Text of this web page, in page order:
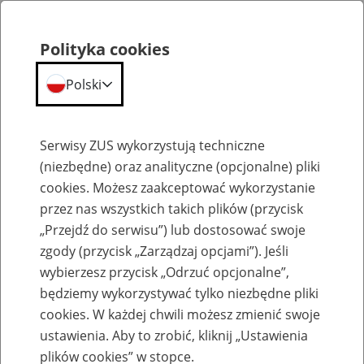
Emerytury
Baza zlikwidowanych lub
przekształconych zakładów pracy
Polityka cookies
Polski
Serwisy ZUS wykorzystują techniczne
(niezbędne) oraz analityczne (opcjonalne) pliki
cookies. Możesz zaakceptować wykorzystanie
przez nas wszystkich takich plików (przycisk
„Przejdź do serwisu”) lub dostosować swoje
zgody (przycisk „Zarządzaj opcjami”). Jeśli
wybierzesz przycisk „Odrzuć opcjonalne”,
będziemy wykorzystywać tylko niezbędne pliki
cookies. W każdej chwili możesz zmienić swoje
ustawienia. Aby to zrobić, kliknij „Ustawienia
plików cookies” w stopce.